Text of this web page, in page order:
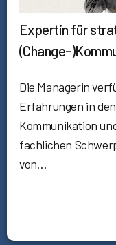
Expertin für
(Change-
Die Managerin
Erfahrungen in
Kommunikation
fachlichen
von…